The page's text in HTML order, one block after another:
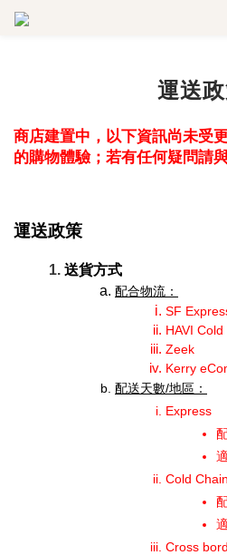
運送
商店建置中，以下資訊尚未受
的購物體驗；若有任何疑問請
運送政策
送貨方式
配合物流：
SF
HAVI Cold
Zeek
Kerry
配送天數/地區：
Express
Cold Chain
Cross